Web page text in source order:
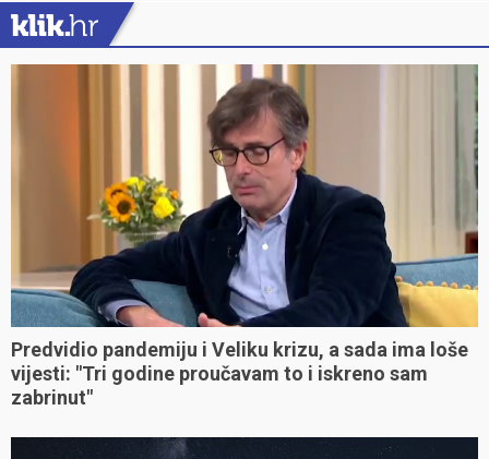
Predvidio pandemiju i Veliku krizu, a sada ima loše
vijesti: "Tri godine proučavam to i iskreno sam
zabrinut"